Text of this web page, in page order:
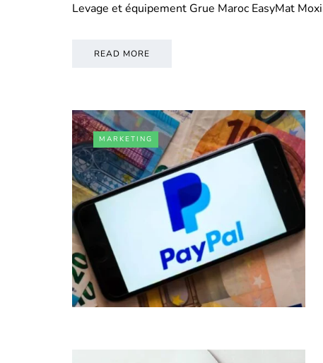
Levage et équipement Grue Maroc EasyMat
READ MORE
MARKETING